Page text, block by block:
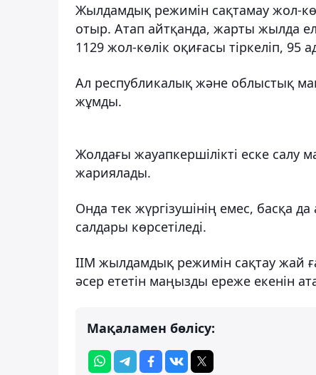
Жылдамдық режимін сақтамау жол-
отыр. Атап айтқанда, жарты жылда
1129 жол-көлік оқиғасы тіркеліп, 95
Ал республикалық және облыстық
жұмды.
Жолдағы жауапкершілікті еске салу
жариялады.
Онда тек жүргізушінің емес, басқа
салдары көрсетіледі.
ІІМ жылдамдық режимін сақтау жай
әсер ететін маңызды ереже екенін
Мақаламен бөлісу: